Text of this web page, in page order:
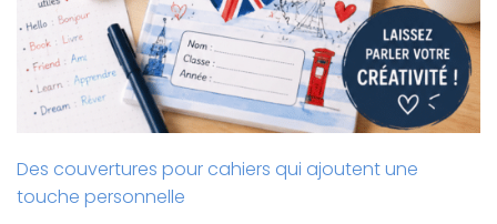
Des couvertures pour cahiers qui ajoutent une
touche personnelle